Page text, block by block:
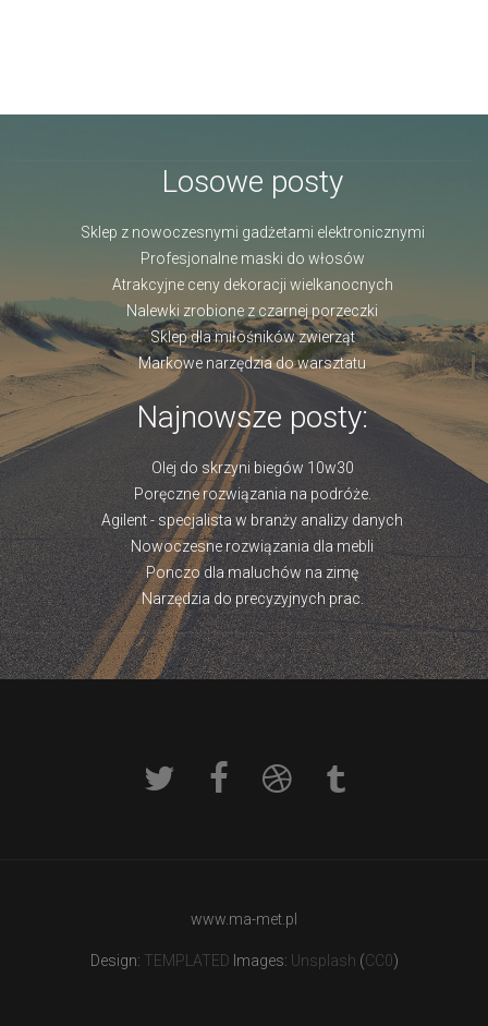
Losowe posty
Sklep z nowoczesnymi gadżetami elektronicznymi
Profesjonalne maski do włosów
Atrakcyjne ceny dekoracji wielkanocnych
Nalewki zrobione z czarnej porzeczki
Sklep dla miłośników zwierząt
Markowe narzędzia do warsztatu
Najnowsze posty:
Olej do skrzyni biegów 10w30
Poręczne rozwiązania na podróże.
Agilent - specjalista w branży analizy danych
Nowoczesne rozwiązania dla mebli
Ponczo dla maluchów na zimę
Narzędzia do precyzyjnych prac.
www.ma-met.pl
Design: TEMPLATED Images: Unsplash (CC0)